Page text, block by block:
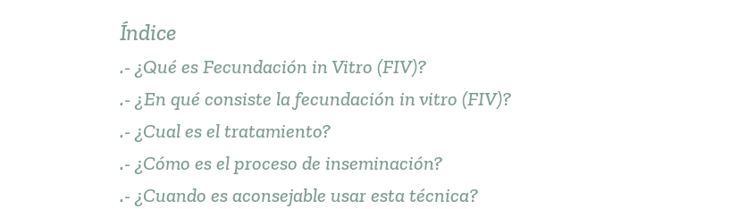
Índice
.-¿Qué es Fecundación in Vitro (FIV)?
.-¿En qué consiste la fecundación in vitro (FIV)?
.-¿Cual es el tratamiento?
.-¿Cómo es el proceso de inseminación?
.-¿Cuando es aconsejable usar esta técnica?